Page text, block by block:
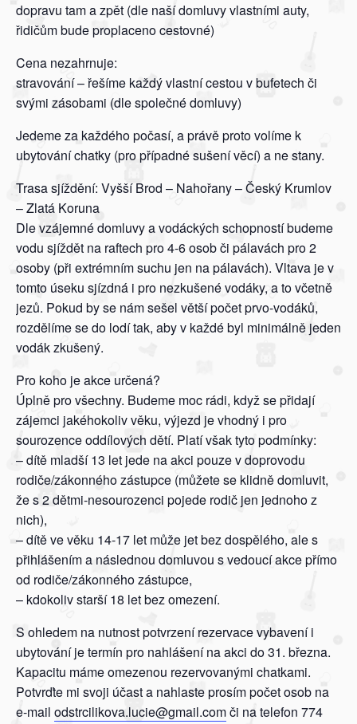
dopravu tam a zpět (dle naší domluvy vlastními auty,
řidičům bude proplaceno cestovné)
Cena nezahrnuje:
stravování – řešíme každý vlastní cestou v bufetech či
svými zásobami (dle společné domluvy)
Jedeme za každého počasí, a právě proto volíme k
ubytování chatky (pro případné sušení věcí) a ne stany.
Trasa sjíždění: Vyšší Brod – Nahořany – Český Krumlov
– Zlatá Koruna
Dle vzájemné domluvy a vodáckých schopností budeme
vodu sjíždět na raftech pro 4-6 osob či pálavách pro 2
osoby (při extrémním suchu jen na pálavách). Vltava je v
tomto úseku sjízdná i pro nezkušené vodáky, a to včetně
jezů. Pokud by se nám sešel větší počet prvo-vodáků,
rozdělíme se do lodí tak, aby v každé byl minimálně jeden
vodák zkušený.
Pro koho je akce určená?
Úplně pro všechny. Budeme moc rádi, když se přidají
zájemci jakéhokoliv věku, výjezd je vhodný i pro
sourozence oddílových dětí. Platí však tyto podmínky:
– dítě mladší 13 let jede na akci pouze v doprovodu
rodiče/zákonného zástupce (můžete se klidně domluvit,
že s 2 dětmi-nesourozenci pojede rodič jen jednoho z
nich),
– dítě ve věku 14-17 let může jet bez dospělého, ale s
přihlášením a následnou domluvou s vedoucí akce přímo
od rodiče/zákonného zástupce,
– kdokoliv starší 18 let bez omezení.
S ohledem na nutnost potvrzení rezervace vybavení i
ubytování je termín pro nahlášení na akci do 31. března.
Kapacitu máme omezenou rezervovanými chatkami.
Potvrďte mi svoji účast a nahlaste prosím počet osob na
e-mail odstrcilikova.lucie@gmail.comči na telefon 774